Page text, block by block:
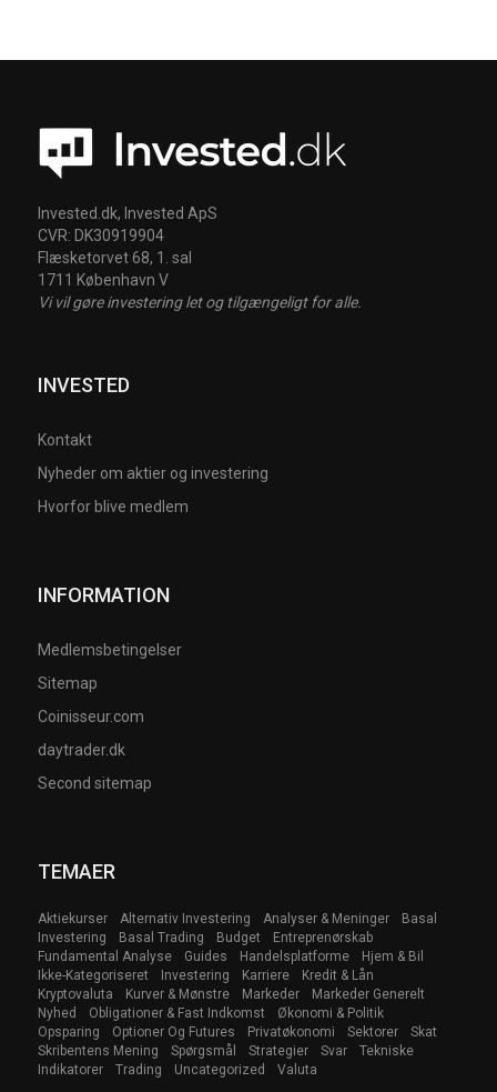
Invested.dk, Invested ApS
CVR: DK30919904
Flæsketorvet 68, 1. sal
1711 København V
Vi vil gøre investering let og tilgængeligt for alle.
INVESTED
Kontakt
Nyheder om aktier og investering
Hvorfor blive medlem
INFORMATION
Medlemsbetingelser
Sitemap
Coinisseur.com
daytrader.dk
Second sitemap
TEMAER
Aktiekurser Alternativ Investering Analyser & Meninger
Basal
Investering
Basal Trading Budget
Entreprenørskab
Fundamental Analyse
Guides Handelsplatforme
Hjem & Bil
Ikke-Kategoriseret
Investering Karriere
Kredit & Lån
Kryptovaluta
Kurver & Mønstre Markeder
Markeder Generelt
Nyhed
Obligationer & Fast Indkomst
Økonomi & Politik
Opsparing
Optioner Og Futures Privatøkonomi Sektorer
Skat
Skribentens Mening
Spørgsmål Strategier Svar
Tekniske
Indikatorer
Trading Uncategorized Valuta